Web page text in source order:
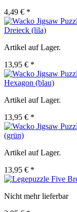
4,49 € *
Dreieck (lila)
Artikel auf Lager.
13,95 € *
Hexagon (blau)
Artikel auf Lager.
13,95 € *
(grün)
Artikel auf Lager.
13,95 € *
Nicht mehr lieferbar